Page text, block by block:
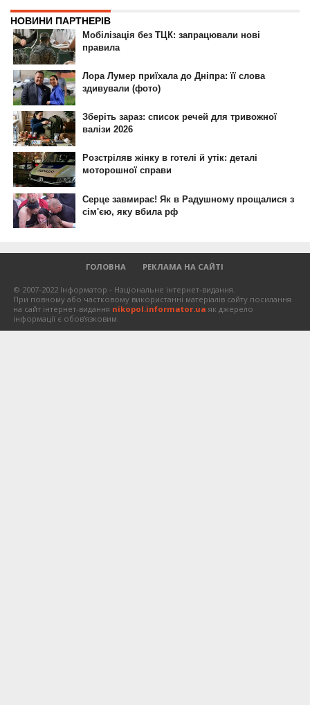
ГОЛОВНА РЕКЛАМА НА САЙТІ
© 2007-2022 Інформатор - Національне інтернет-видання.
При повному або частковому використанні матеріалів сайту посилання
на сайт інтернет-видання nikopol.informator.ua як джерело
інформації є обов'язковим.